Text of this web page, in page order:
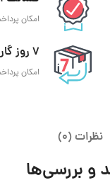
امکان
7 روز گارانتی بازگشت وجه
امکان
نظرات (0)
و بررسی‌ها